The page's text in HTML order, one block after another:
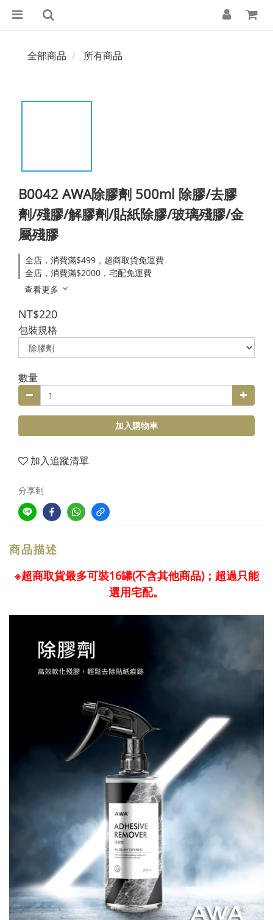
全部商品 所有商品
B0042 AWA除膠劑 500ml 除膠/去膠
劑/殘膠/解膠劑/貼紙除膠/玻璃殘膠/金
屬殘膠
全店，消費滿$499，超商取貨免運費
全店，消費滿$2000，宅配免運費
查看更多
NT$220
包裝規格
數量
加入購物車
加入追蹤清單
分享到
商品描述
※超商取貨最多可裝16罐(不含其他商品)；超過只能
選用宅配。